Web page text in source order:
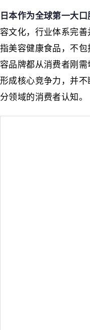
日本作为全球第一大
容文化，行业体系完
指美容健康食品，不
容品牌都从消费者刚
形成核心竞争力，并
分领域的消费者认知。